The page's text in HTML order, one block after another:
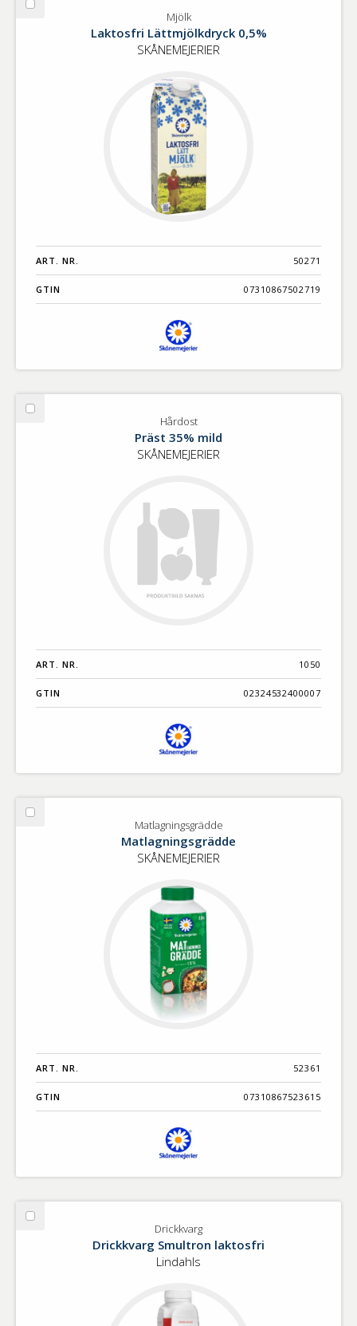
Välj
Mjölk
Laktosfri Lättmjölkdryck 0,5%
SKÅNEMEJERIER
ART. NR. 50271
GTIN 07310867502719
Välj
Hårdost
Präst 35% mild
SKÅNEMEJERIER
ART. NR. 1050
GTIN 02324532400007
Välj
Matlagningsgrädde
Matlagningsgrädde
SKÅNEMEJERIER
ART. NR. 52361
GTIN 07310867523615
Välj
Drickkvarg
Drickkvarg Smultron laktosfri
Lindahls